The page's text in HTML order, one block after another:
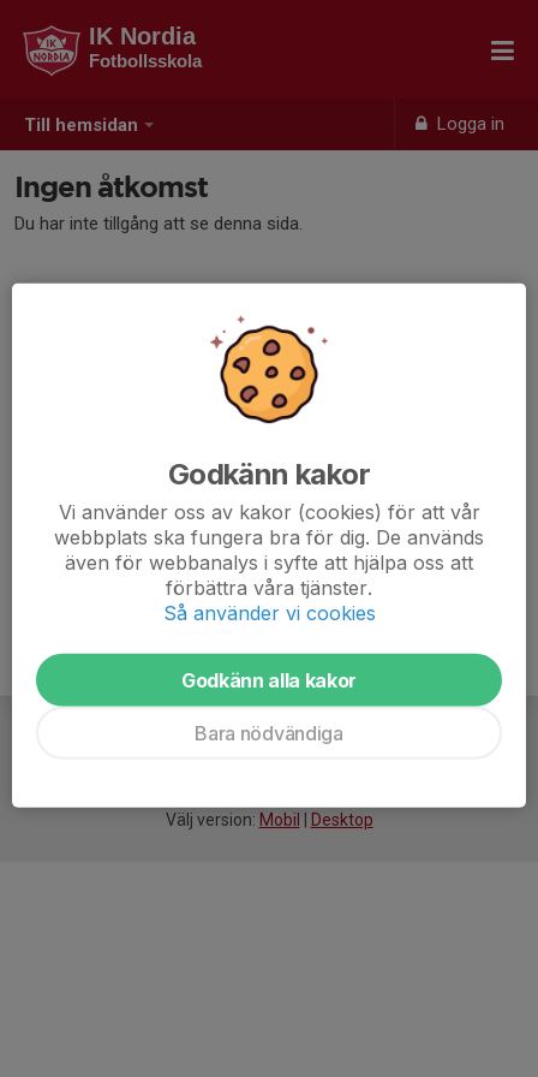
Till hemsidan Logga in
IK Nordia
Fotbollsskola
Ingen åtkomst
Du har inte tillgång att se denna sida.
Välj version: Mobil Desktop
Godkänn kakor
Vi använder oss av kakor (cookies) för att vår
webbplats ska fungera bra för dig. De används
även för webbanalys i syfte att hjälpa oss att
förbättra våra tjänster.
Så använder vi cookies
Godkänn alla kakor
Bara nödvändiga